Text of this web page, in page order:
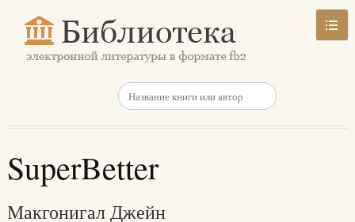
SuperBetter
Макгонигал Джейн